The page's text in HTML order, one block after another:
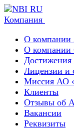
Компания
О
О
Лицензии и
Миссия АО
Клиенты
Отзывы об
Вакансии
Реквизиты